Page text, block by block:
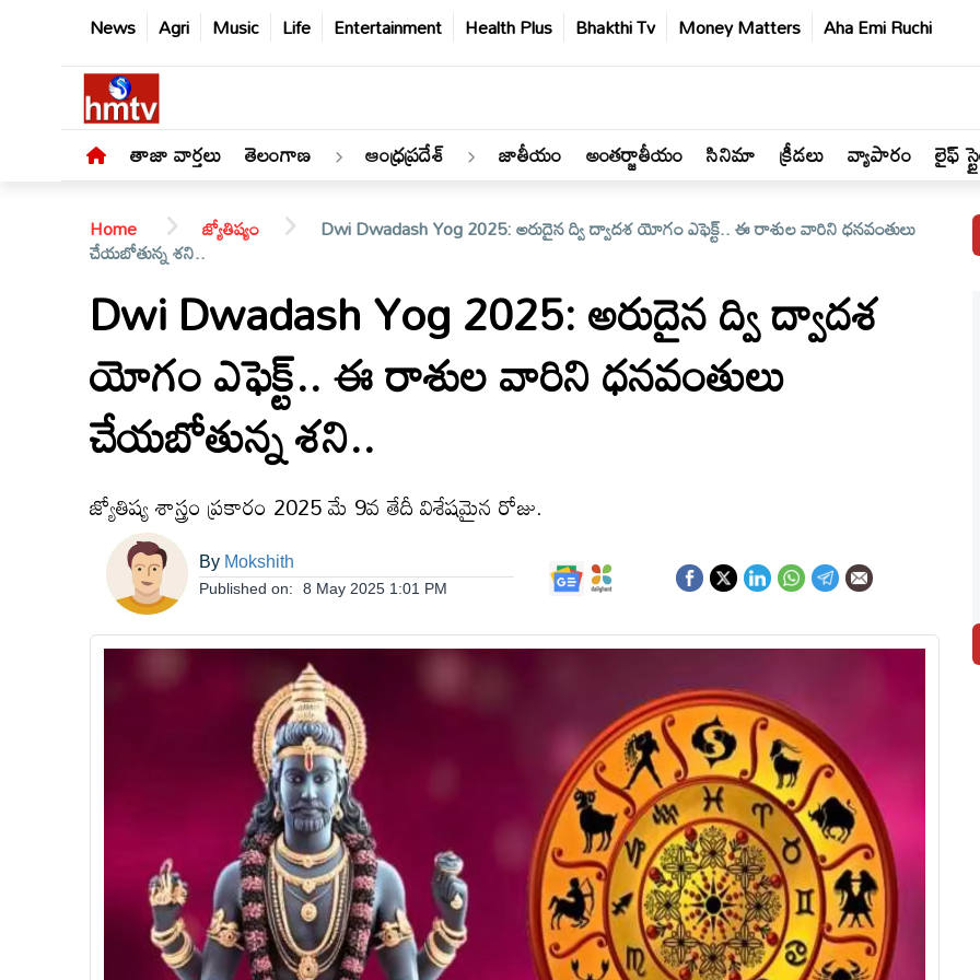
News Agri Music Life Entertainment Health Plus Bhakthi Tv Money Matters Aha Emi Ruchi
తాజా వార్తలు తెలంగాణ ఆంధ్రప్రదేశ్ జాతీయం అంతర్జాతీయం సినిమా క్రీడలు వ్యాపారం లైఫ్
తెలంగాణ
ఆంధ్రప్రదేశ్
Home జ్యోతిష్యం Dwi Dwadash Yog 2025: అరుదైన ద్వి ద్వాదశ యోగం ఎఫెక్ట్.. ఈ రాశుల వారిని ధనవంతులు
చేయబోతున్న శని..
Dwi Dwadash Yog 2025: అరుదైన ద్వి ద్వాదశ
యోగం ఎఫెక్ట్.. ఈ రాశుల వారిని ధనవంతులు
చేయబోతున్న శని..
జ్యోతిష్య శాస్త్రం ప్రకారం 2025 మే 9వ తేదీ విశేషమైన రోజు.
By Mokshith
Published on: 8 May 2025 1:01 PM